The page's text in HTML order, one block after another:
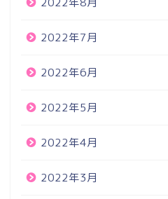
2022年7月
2022年6月
2022年5月
2022年4月
2022年3月